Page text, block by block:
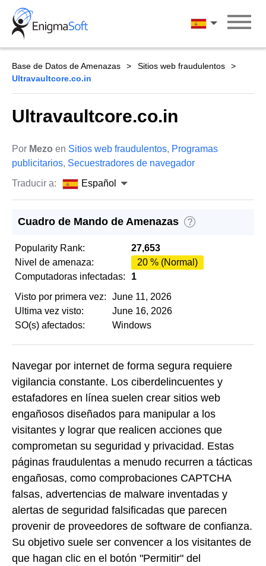
Skip
content
Español
Base de Datos de Amenazas
Sitios web fraudulentos
Ultravaultcore.co.in
Ultravaultcore.co.in
Por Mezo en Sitios web fraudulentos, Programas
publicitarios, Secuestradores de navegador
Traducir a:
Español
Cuadro de Mando de Amenazas ?
Popularity Rank:
27,653
Nivel de amenaza:
20 % (Normal)
Computadoras infectadas:
1
Visto por primera vez:
June 11, 2026
Ultima vez visto:
June 16, 2026
SO(s) afectados:
Windows
Navegar por internet de forma segura requiere
vigilancia constante. Los ciberdelincuentes y
estafadores en línea suelen crear sitios web
engañosos diseñados para manipular a los
visitantes y lograr que realicen acciones que
comprometan su seguridad y privacidad. Estas
páginas fraudulentas a menudo recurren a tácticas
engañosas, como comprobaciones CAPTCHA
falsas, advertencias de malware inventadas y
alertas de seguridad falsificadas que parecen
provenir de proveedores de software de confianza.
Su objetivo suele ser convencer a los visitantes de
que hagan clic en el botón "Permitir" del